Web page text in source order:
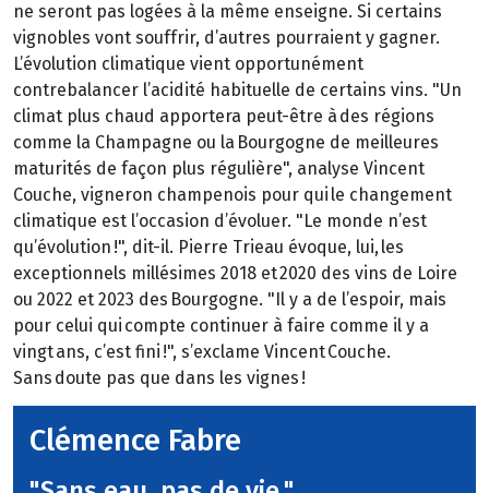
ne seront pas logées à la même enseigne. Si certains
vignobles vont souffrir, d’autres pourraient y gagner.
L’évolution climatique vient opportunément
contrebalancer l’acidité habituelle de certains vins. "Un
climat plus chaud apportera peut-être à des régions
comme la Champagne ou la Bourgogne de meilleures
maturités de façon plus régulière", analyse Vincent
Couche, vigneron champenois pour qui le changement
climatique est l’occasion d’évoluer. "Le monde n’est
qu’évolution !", dit-il. Pierre Trieau évoque, lui, les
exceptionnels millésimes 2018 et 2020 des vins de Loire
ou 2022 et 2023 des Bourgogne. "Il y a de l’espoir, mais
pour celui qui compte continuer à faire comme il y a
vingt ans, c’est fini !", s’exclame Vincent Couche.
Sans doute pas que dans les vignes !
Clémence Fabre